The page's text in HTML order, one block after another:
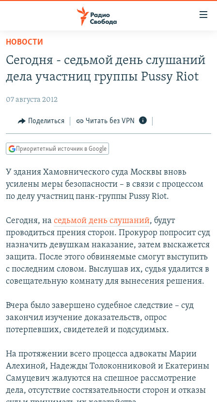
упрощенного
доступа
основному
Вернутся
главной
навигации
Вернутся
поиску
ПОДКАСТЫ
АВТОРСКИЕ ПРОЕКТЫ
ЦИТАТЫ СВОБОДЫ
МНЕНИЯ
IDEL.РЕАЛИИ
КАВКАЗ.РЕАЛИИ
СЕВЕР.РЕАЛИИ
РАСПИСАНИЕ ВЕЩАНИЯ
ПОДПИШИТЕСЬ НА РАССЫЛКУ
СОЦИАЛЬНЫЕ СЕТИ
Все сайты РСЕ/РС
НОВОСТИ
Сегодня - седьмой день слушаний
дела участниц группы Pussy Riot
07 августа 2012
Поделиться Читать без VPN
Приоритетный источник в Google
У здания Хамовнического суда Москвы вновь
усилены меры безопасности – в связи с процессом
по делу участниц панк-группы Pussy Riot.
Сегодня, на седьмой день слушаний, будут
проводиться прения сторон. Прокурор попросит суд
назначить девушкам наказание, затем выскажется
защита. После этого обвиняемые смогут выступить
с последним словом. Выслушав их, судья удалится в
совещательную комнату для вынесения решения.
Вчера было завершено судебное следствие – суд
закончил изучение доказательств, опрос
потерпевших, свидетелей и подсудимых.
На протяжении всего процесса адвокаты Марии
Алехиной, Надежды Толоконниковой и Екатерины
Самуцевич жалуются на спешное рассмотрение
дела, отсутствие состязательности сторон и отказы